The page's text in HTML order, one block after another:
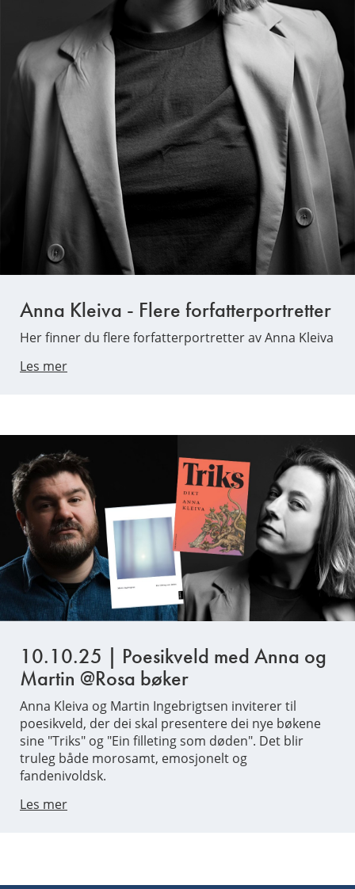
Anna Kleiva - Flere forfatterportretter
Her finner du flere forfatterportretter av Anna Kleiva
Les mer
10.10.25 | Poesikveld med Anna og
Martin @Rosa bøker
Anna Kleiva og Martin Ingebrigtsen inviterer til
poesikveld, der dei skal presentere dei nye bøkene
sine "Triks" og "Ein filleting som døden". Det blir
truleg både morosamt, emosjonelt og
fandenivoldsk.
Les mer